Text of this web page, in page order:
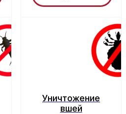
Уничтожение
вшей